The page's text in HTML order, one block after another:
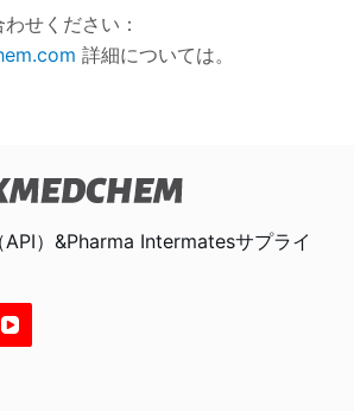
せください：
詳細については。
）&Pharma Intermatesサプライ